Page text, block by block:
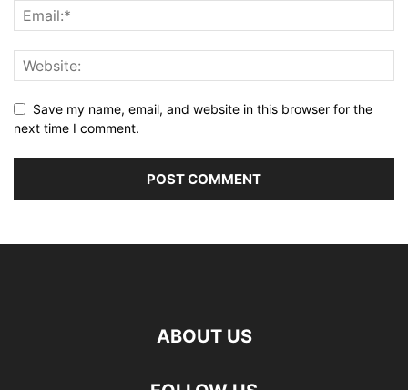
Save my name, email, and website in this browser for the
next time I comment.
ABOUT US